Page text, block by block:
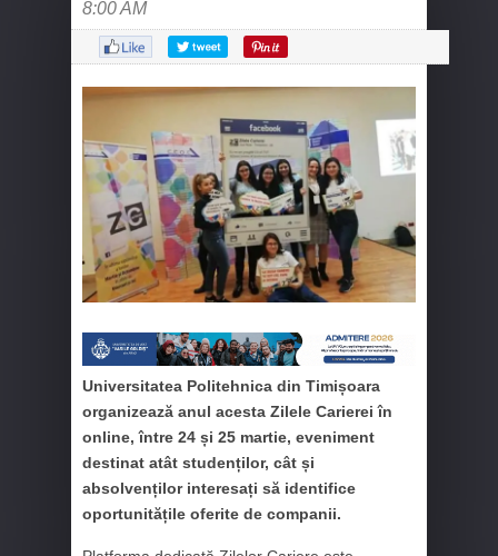
8:00 AM
Universitatea Politehnica din Timișoara
organizează anul acesta Zilele Carierei în
online, între 24 și 25 martie, eveniment
destinat atât studenților, cât și
absolvenților interesați să identifice
oportunitățile oferite de companii.